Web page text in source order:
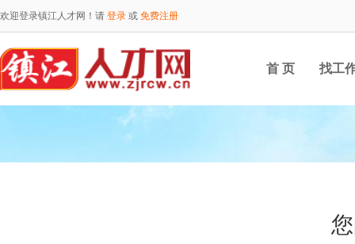
欢迎登录镇江人才网！请 登录 或 免费注册
首 页 找工